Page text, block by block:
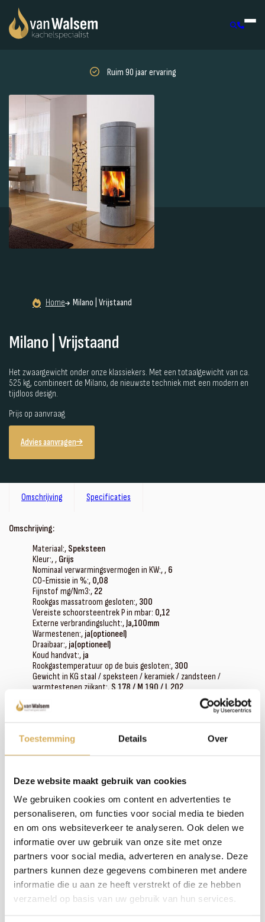
Toestemming Details Over
Deze website maakt gebruik van cookies
We gebruiken cookies om content en advertenties te
personaliseren, om functies voor social media te bieden
en om ons websiteverkeer te analyseren. Ook delen we
informatie over uw gebruik van onze site met onze
partners voor social media, adverteren en analyse. Deze
partners kunnen deze gegevens combineren met andere
informatie die u aan ze heeft verstrekt of die ze hebben
verzameld op basis van uw gebruik van hun services.
Ruim 90 jaar ervaring
Home Milano | Vrijstaand
Milano | Vrijstaand
Het zwaargewicht onder onze klassiekers. Met een totaalgewicht van ca.
525 kg, combineert de Milano, de nieuwste techniek met een modern en
tijdloos design.
Prijs op aanvraag
Advies aanvragen
Omschrijving Specificaties
Omschrijving:
Materiaal:‚ Speksteen
Kleur:‚ ‚ Grijs
Nominaal verwarmingsvermogen in KW:‚ ‚ 6
CO-Emissie in %:‚ 0,08
Fijnstof mg/Nm3:‚ 22
Rookgas massatroom gesloten:‚ 300
Vereiste schoorsteentrek P in mbar: 0,12
Externe verbrandingslucht:‚Ja,100mm
Warmestenen:‚ ja(optioneel)
Draaibaar:‚ ja(optioneel)
Koud handvat:‚ ja
Rookgastemperatuur op de buis gesloten:‚ 300
Gewicht in KG staal / speksteen / keramiek / zandsteen /
warmtestenen zijkant:‚S 178 / M 190 / L 202
S:1189/538/538
M:1489/538/538 l:1789/538/538mm
Milano is verkrijgbaar in speksteen, natuursteen en in verschillende
Meer weten over onze haarden?
Neem contact op
Specificaties:
Rendement
> 80 %
Rookgas afvoerdiameter